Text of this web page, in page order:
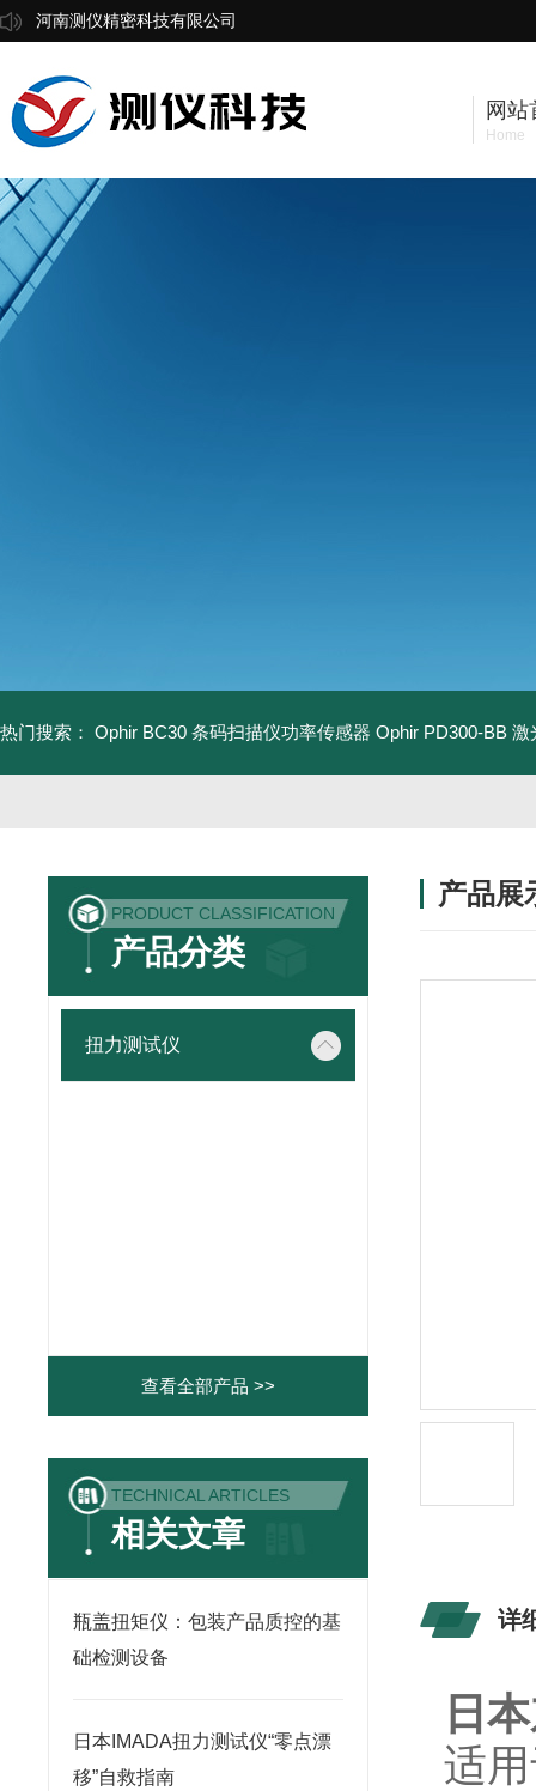
河南测仪精密科技有限公司
网站
Home
热门搜索： Ophir BC30 条码扫描仪功率传感器 Ophir PD300-BB
PRODUCT CLASSIFICATION
产品分类
扭力测试仪
查看全部产品 >>
TECHNICAL ARTICLES
相关文章
瓶盖扭矩仪：包装产品质控的基
础检测设备
日本IMADA扭力测试仪“零点漂
移”自救指南
产品展
详
日
适